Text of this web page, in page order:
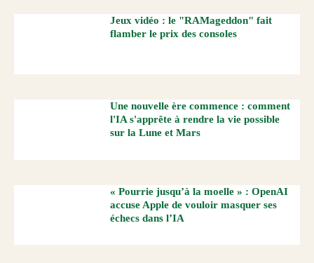
Jeux vidéo : le "RAMageddon" fait
flamber le prix des consoles
Une nouvelle ère commence : comment
l'IA s'apprête à rendre la vie possible
sur la Lune et Mars
« Pourrie jusqu’à la moelle » : OpenAI
accuse Apple de vouloir masquer ses
échecs dans l’IA